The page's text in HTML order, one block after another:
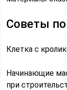
Советы по
Клетка с
Начинающие
при